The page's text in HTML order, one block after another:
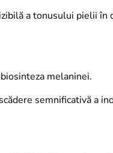
a tonusului pielii în
melaninei.
semnificativă a